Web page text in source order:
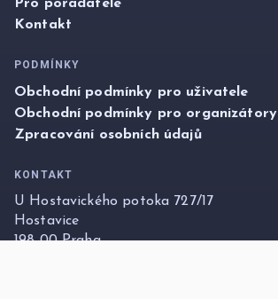
Pro pořadatele
Kontakt
PODMÍNKY
Obchodní podmínky pro uživatele
Obchodní podmínky pro organizátory
Zpracování osobních údajů
KONTAKT
U Hostavického potoka 727/17
Hostavice
198 00 Praha